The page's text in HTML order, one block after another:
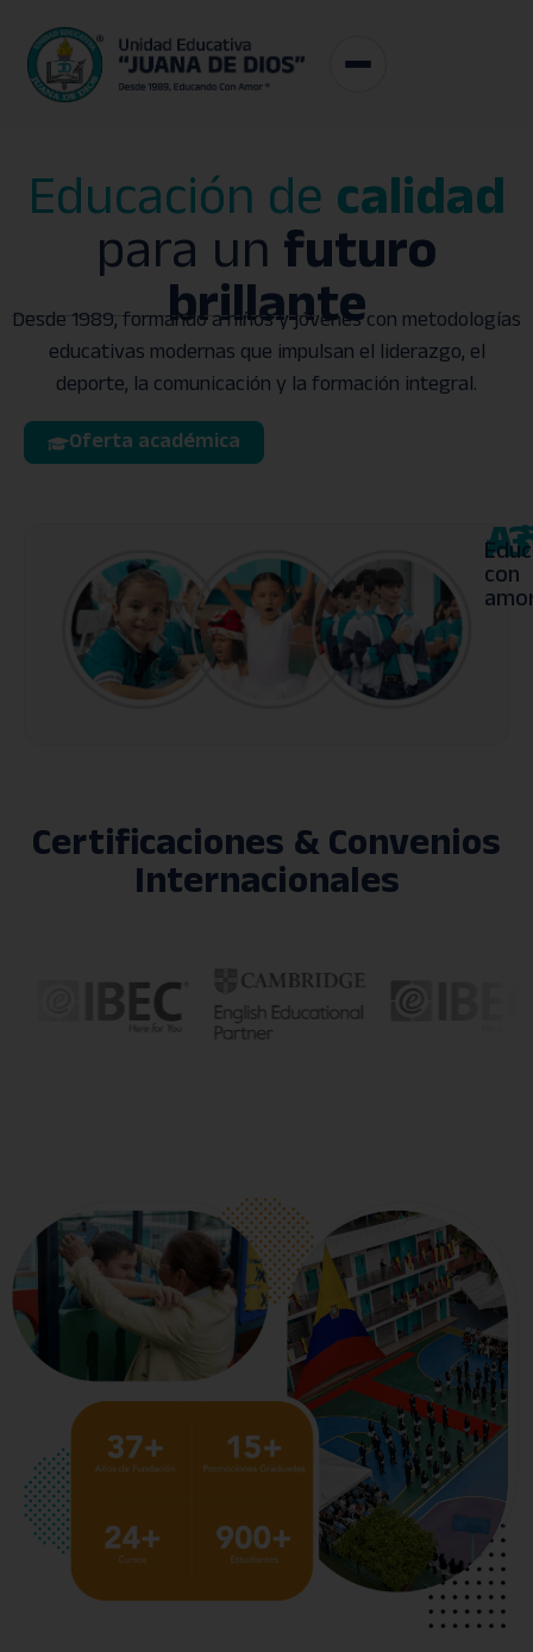
Educación decalidad
para unfuturo
brillante
Desde 1989, formando a niños y jóvenes con metodologías
educativas modernas que impulsan el liderazgo, el
deporte, la comunicación y la formación integral.
Oferta académica
+
con
Certificaciones & Convenios
Internacionales